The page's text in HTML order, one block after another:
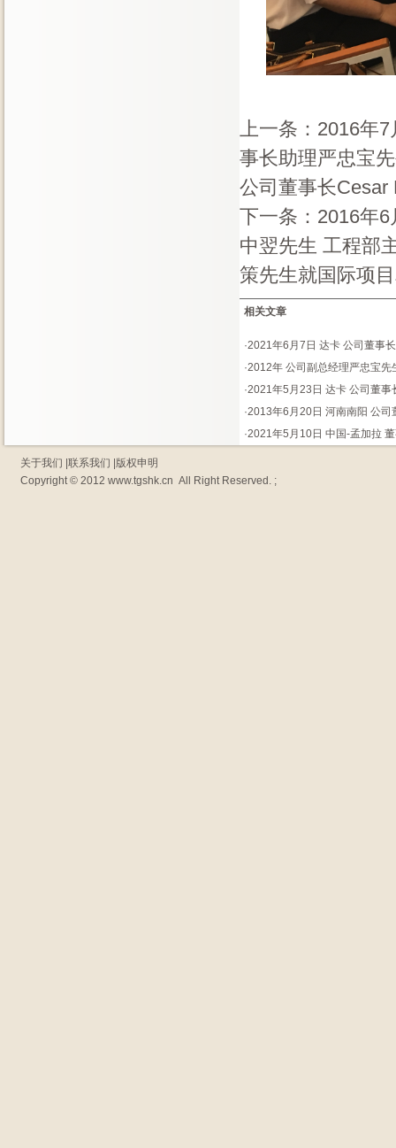
上一条： 2016年
事长助理严忠宝
公司董事长Cesar
下一条： 2016年
中翌先生 工程部
策先生就国际项
相关文章
·2021年6月7日 达卡 公司董事
·2012年 公司副总经理严忠宝先
·2021年5月23日 达卡 公司董事
·2013年6月20日 河南南阳 公司
·2021年5月10日 中国-孟加拉
关于我们 联系我们
版权申明
Copyright © 2012 www.tgshk.cn All Right Reserved. ;